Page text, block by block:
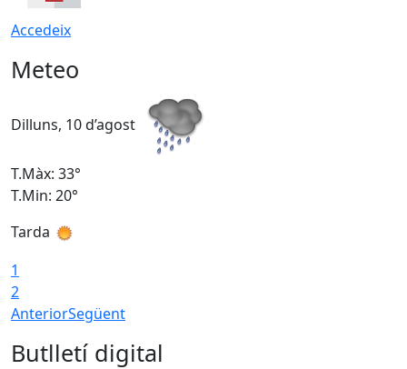
Accedeix
Meteo
Dilluns, 10 d’agost
T.Màx: 33°
T.Min: 20°
Tarda
1
2
AnteriorSegüent
Butlletí digital